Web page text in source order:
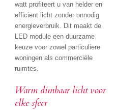
watt profiteert u van helder en
efficiënt licht zonder onnodig
energieverbruik. Dit maakt de
LED module een duurzame
keuze voor zowel particuliere
woningen als commerciële
ruimtes.
Warm dimbaar licht voor
elke sfeer